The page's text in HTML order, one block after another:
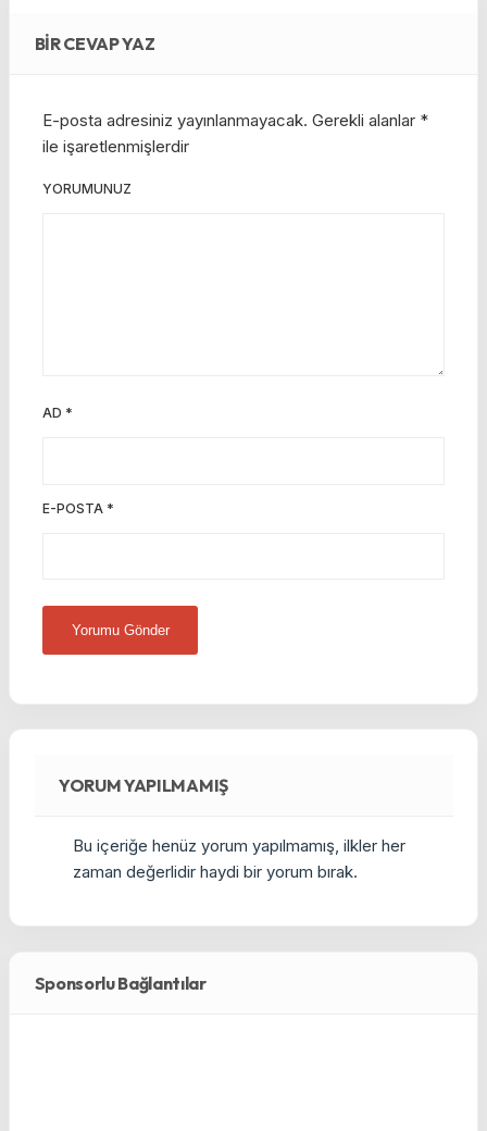
BIR CEVAP YAZ
E-posta adresiniz yayınlanmayacak. Gerekli alanlar *
ile işaretlenmişlerdir
YORUMUNUZ
AD *
E-POSTA *
YORUM YAPILMAMIŞ
Bu içeriğe henüz yorum yapılmamış, ilkler her
zaman değerlidir haydi bir yorum bırak.
Sponsorlu Bağlantılar